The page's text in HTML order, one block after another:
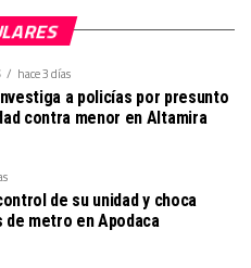
hace 3 días
a policías por presunto
contra menor en Altamira
de su unidad y choca
de metro en Apodaca